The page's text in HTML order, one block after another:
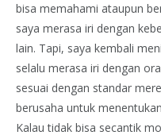
bisa memahami ataupun
saya merasa iri dengan
lain. Tapi, saya kembali
selalu merasa iri dengan
sesuai dengan standar
berusaha untuk
Kalau tidak bisa secantik